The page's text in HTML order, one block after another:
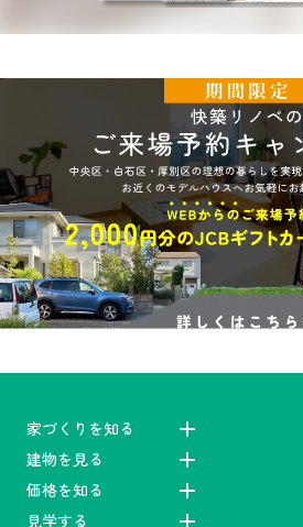
家づくりを知る
建物を見る
価格を知る
見学する